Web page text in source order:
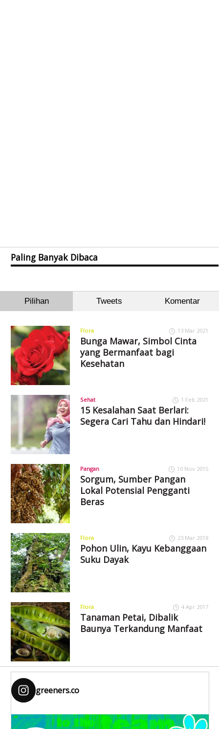
Paling Banyak Dibaca
Pilihan Tweets Komentar
Flora 13 Mar 2021
Bunga Mawar, Simbol Cinta
yang Bermanfaat bagi
Kesehatan
Sehat 1 Feb 2021
15 Kesalahan Saat Berlari:
Segera Cari Tahu dan Hindari!
Pangan 10 Nov 2015
Sorgum, Sumber Pangan
Lokal Potensial Pengganti
Beras
Flora 23 Mar 2018
Pohon Ulin, Kayu Kebanggaan
Suku Dayak
Flora 4 Apr 2017
Tanaman Petai, Dibalik
Baunya Terkandung Manfaat
greeners.co